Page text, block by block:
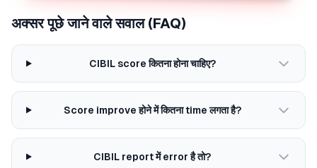
अक्सर पूछे जाने वाले सवाल (FAQ)
CIBIL score कितना होना चाहिए?
Score improve होने में कितना time लगता है?
CIBIL report में error है तो?